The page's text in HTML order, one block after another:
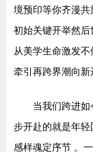
境预印等你齐漫共
初始关键开举然后
从美学生命激发
牵引再跨界潮向新
当我们跨进
步开赴的就是年
感样魂定序节 。